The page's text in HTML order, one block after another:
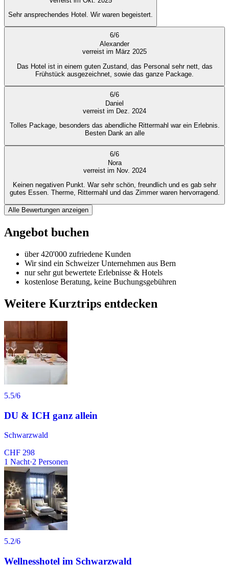
Sehr ansprechendes Hotel. Wir waren begeistert.
6/6
Alexander
verreist im März 2025
Das Hotel ist in einem guten Zustand, das Personal sehr nett, das
Frühstück ausgezeichnet, sowie das ganze Package.
6/6
Daniel
verreist im Dez. 2024
Tolles Package, besonders das abendliche Rittermahl war ein Erlebnis.
Besten Dank an alle
6/6
Nora
verreist im Nov. 2024
Keinen negativen Punkt. War sehr schön, freundlich und es gab sehr
gutes Essen. Therme, Rittermahl und das Zimmer waren hervorragend.
Alle Bewertungen anzeigen
Angebot buchen
über 420'000 zufriedene Kunden
Wir sind ein Schweizer Unternehmen aus Bern
nur sehr gut bewertete Erlebnisse & Hotels
kostenlose Beratung, keine Buchungsgebühren
Weitere Kurztrips entdecken
5.5/6
DU & ICH ganz allein
Schwarzwald
CHF 298
1 Nacht·2 Personen
5.2/6
Wellnesshotel im Schwarzwald